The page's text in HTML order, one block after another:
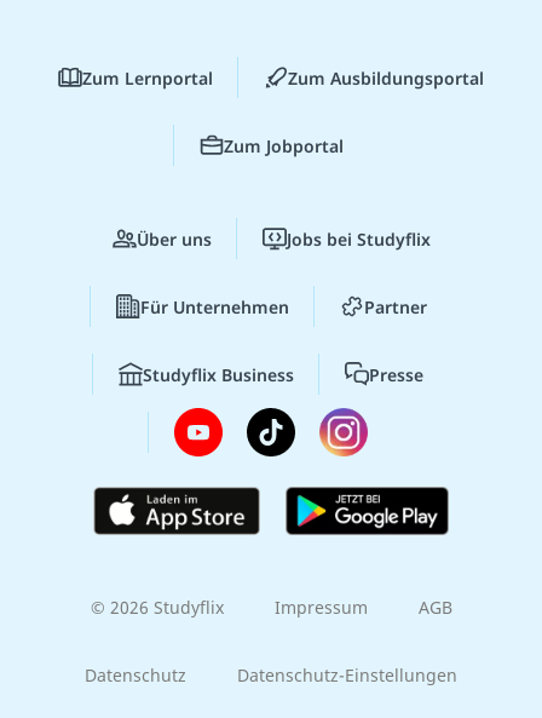
Zum Lernportal Zum Ausbildungsportal
Zum Jobportal
Über uns Jobs bei Studyflix
Für Unternehmen Partner
Studyflix Business Presse
© 2026 Studyflix Impressum AGB
Datenschutz Datenschutz-Einstellungen